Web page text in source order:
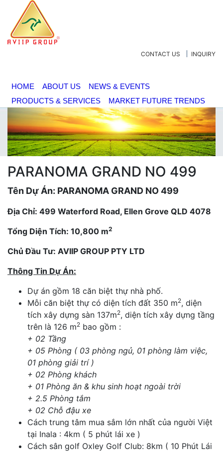
CONTACT US INQUIRY
HOME ABOUT US
NEWS & EVENTS
PRODUCTS & SERVICES
MARKET FUTURE TRENDS
PARANOMA GRAND NO 499
Tên Dự Án: PARANOMA GRAND NO 499
Địa Chỉ: 499 Waterford Road, Ellen Grove QLD 4078
Tổng Diện Tích: 10,800 m2
Chủ Đầu Tư: AVIIP GROUP PTY LTD
Thông Tin Dự Án:
Dự án gồm 18 căn biệt thự nhà phố.
Mỗi căn biệt thự có diện tích đất 350 m2, diện
tích xây dựng sàn 137m2, diện tích xây dựng tầng
trên là 126 m2 bao gồm :
+ 02 Tầng
+ 05 Phòng ( 03 phòng ngủ, 01 phòng làm việc,
01 phòng giải trí )
+ 02 Phòng khách
+ 01 Phòng ăn & khu sinh hoạt ngoài trời
+ 2.5 Phòng tắm
+ 02 Chỗ đậu xe
Cách trung tâm mua sắm lớn nhất của người Việt
tại Inala : 4km ( 5 phút lái xe )
Cách sân golf Oxley Golf Club: 8km ( 10 Phút Lái